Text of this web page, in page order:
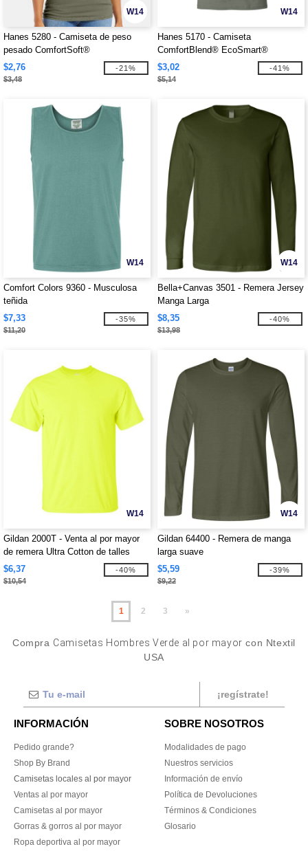
W14
Hanes 5280 - Camiseta de peso
pesado ComfortSoft®
$2,76
$3,48
-21%
W14
Hanes 5170 - Camiseta
ComfortBlend® EcoSmart®
$3,02
$5,14
-41%
W14
Comfort Colors 9360 - Musculosa
teñida
$7,33
$11,20
-35%
W14
Bella+Canvas 3501 - Remera Jersey
Manga Larga
$8,35
$13,98
-40%
W14
Gildan 2000T - Venta al por mayor
de remera Ultra Cotton de talles
altos
$6,37
$10,54
-40%
W14
Gildan 64400 - Remera de manga
larga suave
$5,59
$9,22
-39%
1 2 3 »
Compra Camisetas Hombres Verde al por mayor con Ntextil
USA
¡regístrate!
INFORMACIÓN
Pedido grande?
Shop By Brand
Camisetas locales al por mayor
Ventas al por mayor
Camisetas al por mayor
Gorras & gorros al por mayor
Ropa deportiva al por mayor
SOBRE NOSOTROS
Modalidades de pago
Nuestros servicios
Información de envío
Política de Devoluciones
Términos & Condiciones
Glosario